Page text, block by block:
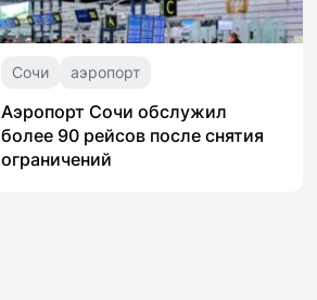
Сочи аэропорт
Аэропорт Сочи обслужил
более 90 рейсов после снятия
ограничений